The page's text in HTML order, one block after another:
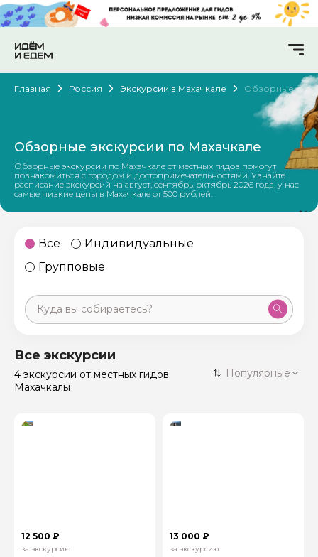
Главная Россия Экскурсии в Махачкале Обзорные
Обзорные экскурсии по Махачкале
Обзорные экскурсии по Махачкале от местных гидов помогут
познакомиться с городом и достопримечательностями. Узнайте
расписание экскурсий на август, сентябрь, октябрь 2026 года, у нас
самые низкие цены в Махачкале от 500 рублей.
Все
Индивидуальные
Групповые
Санкт-Петербург
Россия
50 экскурсий
Все экскурсии
4 экскурсии от местных гидов
Махачкалы
Популярные
12 500 ₽
за экскурсию
13 000 ₽
за экскурсию